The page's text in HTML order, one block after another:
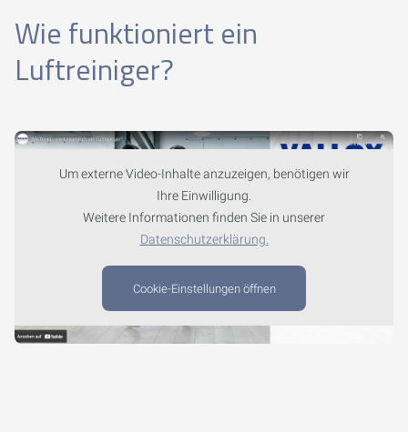
Wie funktioniert ein
Luftreiniger?
Um externe Video-Inhalte anzuzeigen, benötigen wir
Ihre Einwilligung.
Weitere Informationen finden Sie in unserer
Datenschutzerklärung.
Cookie-Einstellungen öffnen